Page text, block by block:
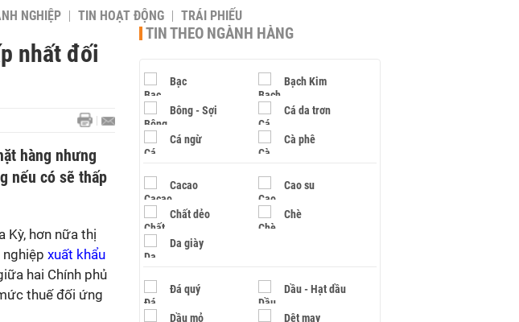
NGHIỆP TIN HOẠT ĐỘNG TRÁI PHIẾU
nhất đối
hàng nhưng
nếu có sẽ thấp
Kỳ, hơn nữa thị
xuất khẩu
hai Chính phủ
thuế đối ứng
TIN THEO NGÀNH HÀNG
Bạc Bạch Kim
Bông - Sợi Cá da trơn
Cá ngừ Cà phê
Cacao Cao su
Chất dẻo Chè
Da giày
Đá quý Dầu - Hạt dầu
Dầu mỏ Dệt may